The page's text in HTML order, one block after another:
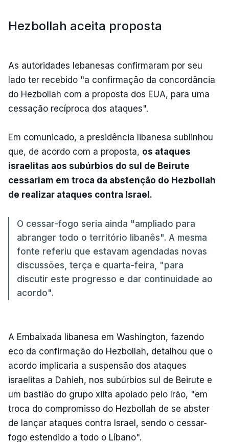
Hezbollah aceita proposta
As autoridades lebanesas confirmaram por seu
lado ter recebido "a confirmação da concordância
do Hezbollah com a proposta dos EUA, para uma
cessação recíproca dos ataques".
Em comunicado, a presidência libanesa sublinhou
que, de acordo com a proposta, os ataques
israelitas aos subúrbios do sul de Beirute
cessariam em troca da abstenção do Hezbollah
de realizar ataques contra Israel.
O cessar-fogo seria ainda "ampliado para
abranger todo o território libanês". A mesma
fonte referiu que estavam agendadas novas
discussões, terça e quarta-feira, "para
discutir este progresso e dar continuidade ao
acordo".
A Embaixada libanesa em Washington, fazendo
eco da confirmação do Hezbollah, detalhou que o
acordo implicaria a suspensão dos ataques
israelitas a Dahieh, nos subúrbios sul de Beirute e
um bastião do grupo xiita apoiado pelo Irão, "em
troca do compromisso do Hezbollah de se abster
de lançar ataques contra Israel, sendo o cessar-
fogo estendido a todo o Líbano".